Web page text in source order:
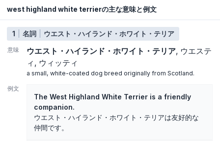
west highland white terrierの主な意味と例文
1 名詞 ウエスト・ハイランド・ホワイト・テリア
意味 ウエスト・ハイランド・ホワイト・テリア ウエステ
ィ
ウィッティ
a small, white-coated dog breed originally from Scotland.
例文
The West Highland White Terrier is a friendly
companion.
ウエスト・ハイランド・ホワイト・テリアは友好的な
仲間です。